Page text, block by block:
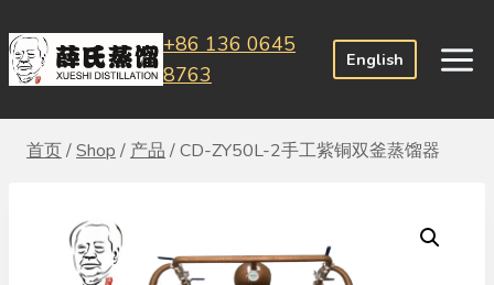
到
内
+86 136 0645
8763
English
首页/Shop / 产品 /CD-ZY50L-2手工紫铜双釜蒸馏器